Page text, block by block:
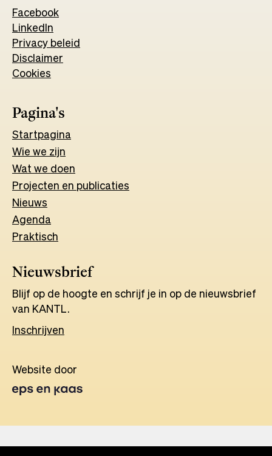
Facebook
a
new
LinkedIn
in
a
Privacy beleid
Disclaimer
Cookies
Pagina's
Startpagina
Wie we zijn
Wat we doen
Projecten en publicaties
Nieuws
Agenda
Praktisch
Nieuwsbrief
Blijf op de hoogte en schrijf je in op de nieuwsbrief
van KANTL.
Inschrijven
Website door
in
tab